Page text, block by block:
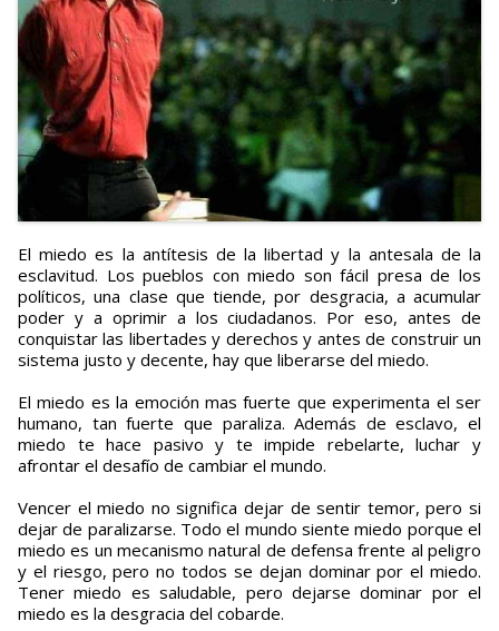
El miedo es la antítesis de la libertad y la antesala de la
esclavitud. Los pueblos con miedo son fácil presa de los
políticos, una clase que tiende, por desgracia, a acumular
poder y a oprimir a los ciudadanos. Por eso, antes de
conquistar las libertades y derechos y antes de construir un
sistema justo y decente, hay que liberarse del miedo.
El miedo es la emoción mas fuerte que experimenta el ser
humano, tan fuerte que paraliza. Además de esclavo, el
miedo te hace pasivo y te impide rebelarte, luchar y
afrontar el desafío de cambiar el mundo.
Vencer el miedo no significa dejar de sentir temor, pero si
dejar de paralizarse. Todo el mundo siente miedo porque el
miedo es un mecanismo natural de defensa frente al peligro
y el riesgo, pero no todos se dejan dominar por el miedo.
Tener miedo es saludable, pero dejarse dominar por el
miedo es la desgracia del cobarde.